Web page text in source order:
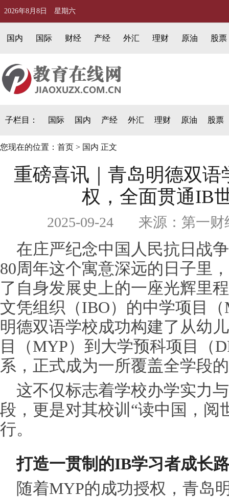
2026年8月8日 星期六
国内 国际 财经 产经 外汇 理财 原油 股票
子栏目： 国际 国内 产经 外汇 理财 原油 股票
您现在的位置： 首页 > 国内 正文
重磅喜讯｜青岛明德双
权，全面贯通IB
2025-09-24 来源：第
在庄严纪念中国人民抗日战
80周年这个寓意深远的日子里
了自身发展史上的一座光辉里
文凭组织（IBO）的中学项目
明德双语学校成功构建了从幼
目（MYP）到大学预科项目（
系，正式成为一所覆盖全学段
这不仅标志着学校办学实力
段，更是对其校训“读中国，阅
行。
打造一贯制的IB学习 者成长
随着MYP的成功授权，青岛